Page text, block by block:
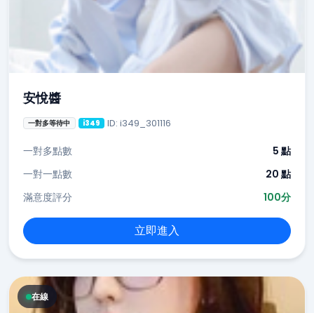
安悅醬
一對多等待中 i349 ID: i349_301116
一對多點數
5 點
一對一點數
20 點
滿意度評分
100分
立即進入
在線